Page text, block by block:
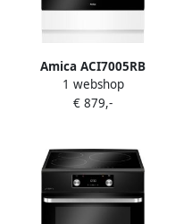
Amica ACI7005RB
Inductiefornuis met
aangesloten 1 Fase
1 webshop
€ 879,-